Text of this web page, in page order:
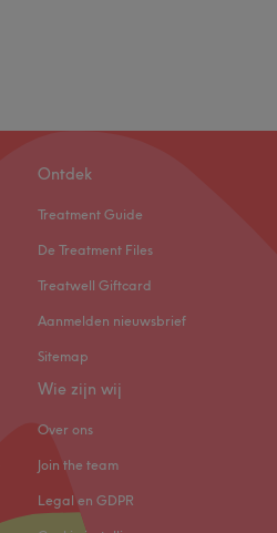
Ontdek
Treatment Guide
De Treatment Files
Treatwell Giftcard
Aanmelden nieuwsbrief
Sitemap
Wie zijn wij
Over ons
Join the team
Legal en GDPR